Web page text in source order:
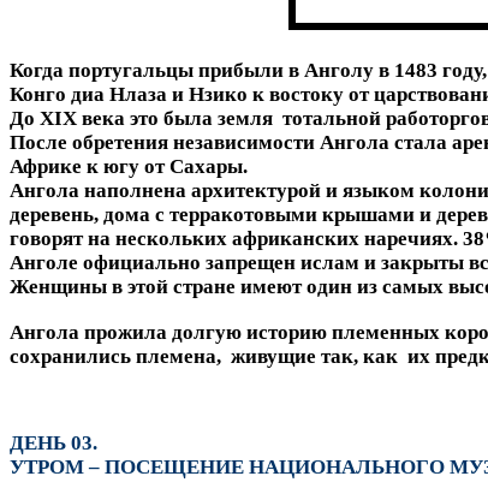
Когда португальцы прибыли в Анголу в 1483
Конго диа Нлаза и Нзико к востоку от
До XIX века это была земля тотальной
После обретения независимости Ангола стала
Африке к югу от Сахары.
Ангола наполнена архитектурой и языком
деревень, дома с терракотовыми крышами и
говорят на нескольких африканских наречиях.
Анголе официально запрещен ислам и закрыты
Женщины в этой стране имеют один из самых
Ангола прожила долгую историю племенных
сохранились племена, живущие так, как их
ДЕНЬ 03.
УТРОМ – ПОСЕЩЕНИЕ НАЦИОНАЛЬНОГО